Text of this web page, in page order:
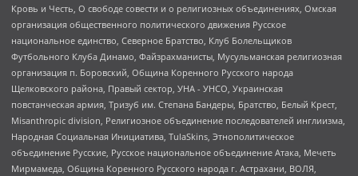
Кровь и Честь, О свободе совести и о религиозных объединениях, Омская
организация общественного политического движения Русское
национальное единство, Северное Братство, Клуб Болельщиков
Футбольного Клуба Динамо, Файзрахманисты, Мусульманская религиозная
организация п. Боровский, Община Коренного Русского народа
Щелковского района, Правый сектор, УНА - УНСО, Украинская
повстанческая армия, Тризуб им. Степана Бандеры, Братство, Белый Крест,
Misanthropic division, Религиозное объединение последователей инглиизма,
Народная Социальная Инициатива, TulaSkins, Этнополитическое
объединение Русские, Русское национальное объединение Атака, Мечеть
Мирмамеда, Община Коренного Русского народа г. Астрахани, ВОЛЯ,